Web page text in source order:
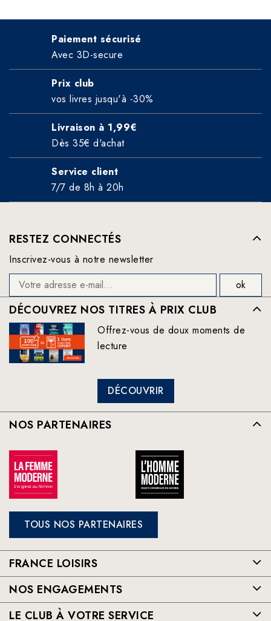
Paiement sécurisé
Avec 3D-secure
Prix club
vos livres jusqu'à -30%
Livraison à 1,99€
Dès 35€ d'achat
Service client
7/7 de 8h à 20h
RESTEZ CONNECTÉS
Inscrivez-vous à notre newsletter
DÉCOUVREZ NOS TITRES À PRIX CLUB
Offrez-vous de doux moments de
lecture
DÉCOUVRIR
NOS PARTENAIRES
TOUS NOS PARTENAIRES
FRANCE LOISIRS
NOS ENGAGEMENTS
LE CLUB À VOTRE SERVICE